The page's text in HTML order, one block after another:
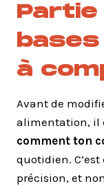
Partie
à
Avant de
alimentation, il
comment ton
quotidien.
précision, et